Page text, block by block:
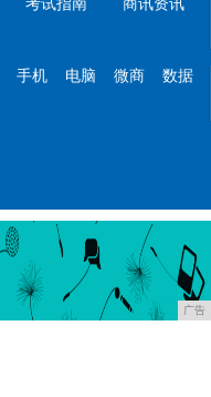
考试指南 商讯资讯
手机 电脑 微商 数据
广告